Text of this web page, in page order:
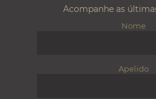
Acompanhe as
Nome
Apelido